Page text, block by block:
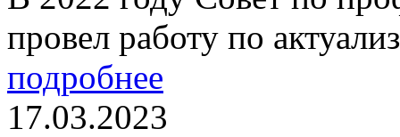
провел работу по
подробнее
17.03.2023